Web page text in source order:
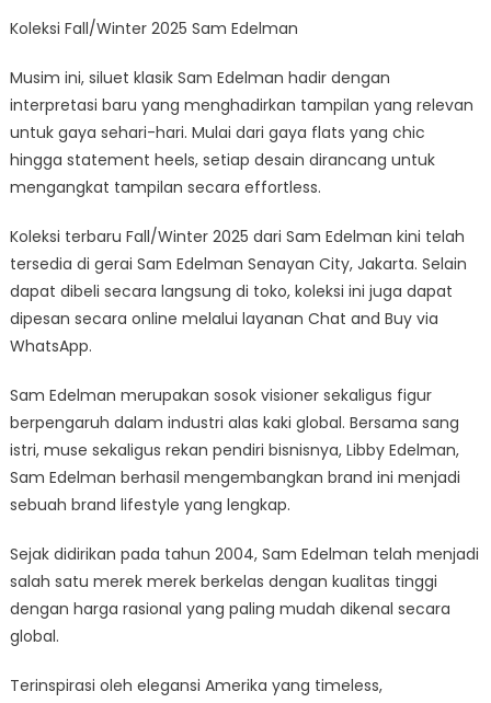
Koleksi Fall/Winter 2025 Sam Edelman
Musim ini, siluet klasik Sam Edelman hadir dengan
interpretasi baru yang menghadirkan tampilan yang relevan
untuk gaya sehari-hari. Mulai dari gaya flats yang chic
hingga statement heels, setiap desain dirancang untuk
mengangkat tampilan secara effortless.
Koleksi terbaru Fall/Winter 2025 dari Sam Edelman kini telah
tersedia di gerai Sam Edelman Senayan City, Jakarta. Selain
dapat dibeli secara langsung di toko, koleksi ini juga dapat
dipesan secara online melalui layanan Chat and Buy via
WhatsApp.
Sam Edelman merupakan sosok visioner sekaligus figur
berpengaruh dalam industri alas kaki global. Bersama sang
istri, muse sekaligus rekan pendiri bisnisnya, Libby Edelman,
Sam Edelman berhasil mengembangkan brand ini menjadi
sebuah brand lifestyle yang lengkap.
Sejak didirikan pada tahun 2004, Sam Edelman telah menjadi
salah satu merek merek berkelas dengan kualitas tinggi
dengan harga rasional yang paling mudah dikenal secara
global.
Terinspirasi oleh elegansi Amerika yang timeless,